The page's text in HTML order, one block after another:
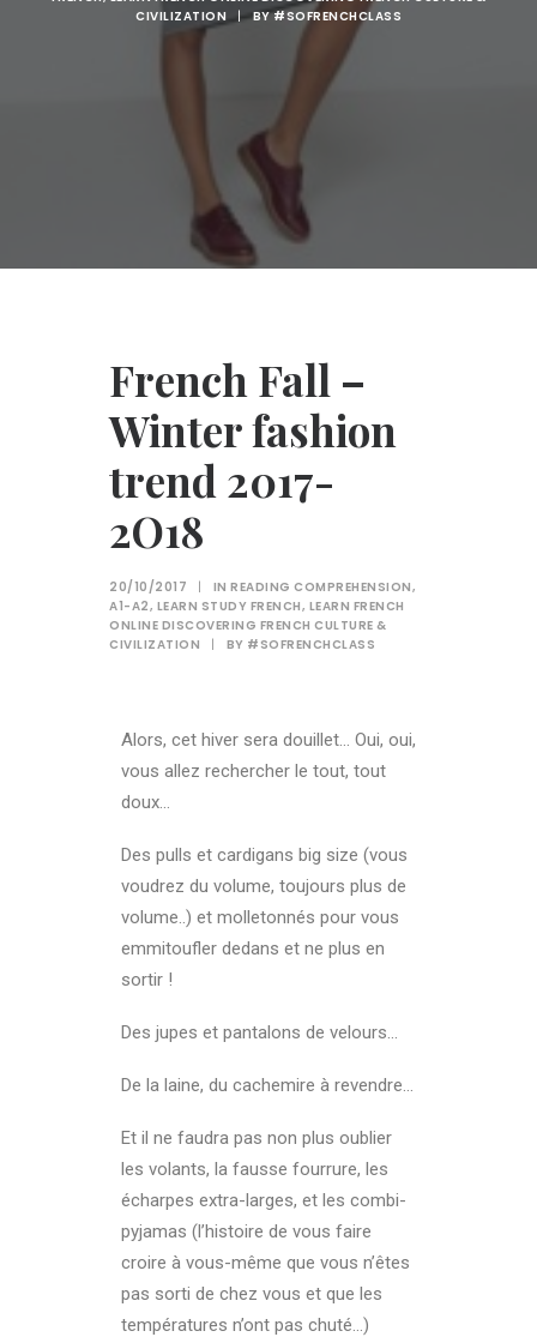
CIVILIZATION
| BY#SOFRENCHCLASS
French Fall –
Winter fashion
trend 2017-
2O18
20/10/2017 | IN READING COMPREHENSION,
A1-A2, LEARN STUDY FRENCH, LEARN FRENCH
ONLINE DISCOVERING FRENCH CULTURE &
CIVILIZATION
| BY #SOFRENCHCLASS
Alors, cet hiver sera douillet… Oui, oui,
vous allez rechercher le tout, tout
doux…
Des pulls et cardigans big size (vous
voudrez du volume, toujours plus de
volume..) et molletonnés pour vous
emmitoufler dedans et ne plus en
sortir !
Des jupes et pantalons de velours…
De la laine, du cachemire à revendre…
Et il ne faudra pas non plus oublier
les volants, la fausse fourrure, les
écharpes extra-larges, et les combi-
pyjamas (l’histoire de vous faire
croire à vous-même que vous n’êtes
pas sorti de chez vous et que les
températures n’ont pas chuté…)